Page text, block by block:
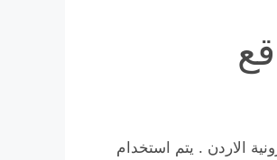
الاردن . يتم استخدام